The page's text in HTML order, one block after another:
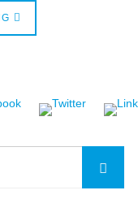
Search